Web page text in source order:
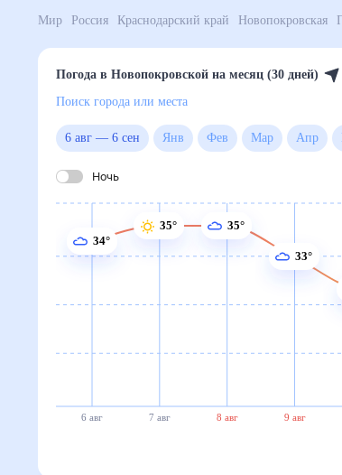
Мир Россия Краснодарский край
Погода в Новопокровской на месяц (30
Поиск города или места
6 авг— 6 сен Янв Фев Мар
Ночь
6 авг 7 авг 8 авг 9 авг
34°
35°
35°
33°